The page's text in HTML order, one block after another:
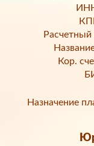
Расчетный
Кор.
Назначение